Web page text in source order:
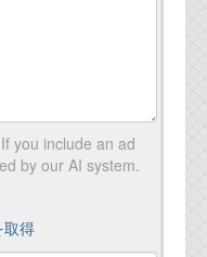
you include an ad
by our AI system.
取得